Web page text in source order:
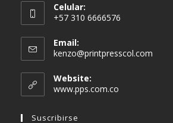
Celular:
+57 310 6666576
Email:
kenzo@printpresscol.com
Website:
www.pps.com.co
Suscribirse